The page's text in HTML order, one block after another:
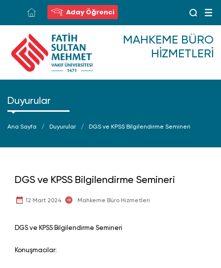
Aday Öğrenci
MAHKEME BÜRO
HIZMETLERI
Duyurular
Ana Sayfa Duyurular DGS ve KPSS Bilgilendirme Semineri
DGS ve KPSS Bilgilendirme Semineri
12 Mart 2024 Mahkeme Büro Hizmetleri
DGS ve KPSS Bilgilendirme Semineri
Konuşmacılar: